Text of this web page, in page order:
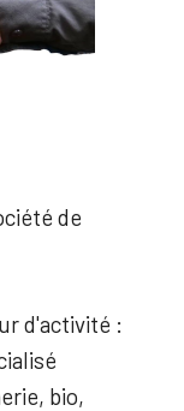
de
d'activité :
bio,